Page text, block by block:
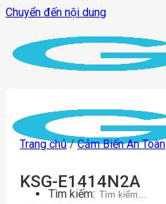
Chuyển đến nội dung
Tìm kiếm:
Trang chủ / Cảm Biến An Toàn
KSG-E1414N2A